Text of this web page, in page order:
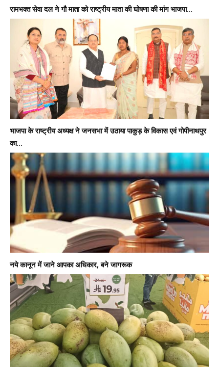
रामभक्त सेवा दल ने गौ माता को राष्ट्रीय माता की घोषणा की मांग भाजपा...
भाजपा के राष्ट्रीय अध्यक्ष ने जनसभा में उठाया पाकुड़ के विकास एवं गोपीनाथपुर
का...
नये कानून में जाने आपका अधिकार, बने जागरूक